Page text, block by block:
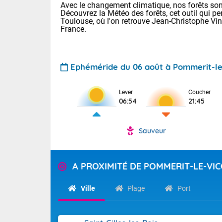
Pour la
devrait
Tendance
Avec le changement climatique, nos forêts
Découvrez la Météo des forêts, cet outil qui
Toulouse, où l'on retrouve Jean-Christophe
France.
Ephéméride du 06 août à Pommerit-
Lever
06:54
Coucher
21:45
Sauveur
A PROXIMITÉ DE POMMERIT-LE-
Ville Plage Port
Voici les
Lyon : 33
25 Nancy :
(2A), Haute-
(84). Sur le
Sur les